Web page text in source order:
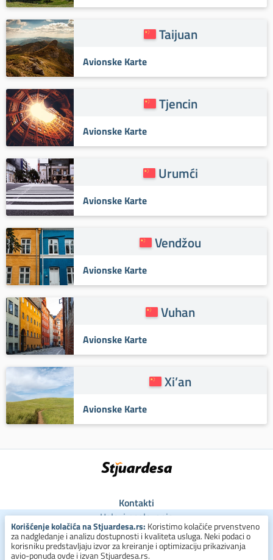
Taijuan
Avionske Karte
Tjencin
Avionske Karte
Urumći
Avionske Karte
Vendžou
Avionske Karte
Vuhan
Avionske Karte
Xi’an
Avionske Karte
Kontakti
Uslovi poslovanja
Uslovi za kolačiće
Zaštita ličnih podataka
Korišćenje kolačića na Stjuardesa.rs: Koristimo kolačiće prvenstveno
za nadgledanje i analizu dostupnosti i kvaliteta usluga. Neki podaci o
korisniku predstavljaju izvor za kreiranje i optimizaciju prikazivanja
avio-ponuda ovde i izvan Stjuardesa.rs.